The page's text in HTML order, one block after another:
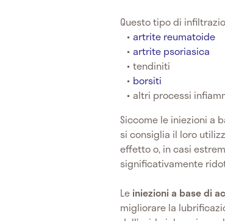
Questo tipo di
artrite reumatoide
artrite psoriasica
tendiniti
borsiti
altri processi
Siccome le iniezioni a
si consiglia il loro
effetto o, in casi
significativamente
Le iniezioni a base di
migliorare la